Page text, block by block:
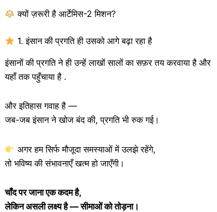
क्यों ज़रूरी है आर्टेमिस-2 मिशन?
1. इंसान की प्रगति ही उसको आगे बढ़ा रहा है
इंसानों की प्रगति ने ही उन्हें लाखों सालों का सफ़र तय करवाया है और
यहाँ तक पहुँचाया है .
और इतिहास गवाह है —
जब-जब इंसान ने खोज बंद की, प्रगति भी रुक गई।
अगर हम सिर्फ मौजूदा समस्याओं में उलझे रहेंगे,
तो भविष्य की संभावनाएँ खत्म हो जाएँगी।
चाँद पर जाना एक कदम है,
लेकिन असली लक्ष्य है — सीमाओं को तोड़ना।